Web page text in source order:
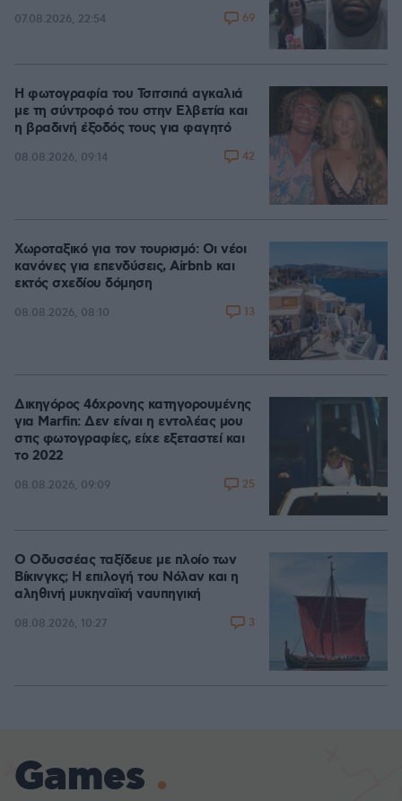
07.08.2026, 22:54 69
Η φωτογραφία του Τσιτσιπά αγκαλιά
με τη σύντροφό του στην Ελβετία και
η βραδινή έξοδός τους για φαγητό
08.08.2026, 09:14 42
Χωροταξικό για τον τουρισμό: Οι νέοι
κανόνες για επενδύσεις, Airbnb και
εκτός σχεδίου δόμηση
08.08.2026, 08:10 13
Δικηγόρος 46χρονης κατηγορουμένης
για Marfin: Δεν είναι η εντολέας μου
στις φωτογραφίες, είχε εξεταστεί και
το 2022
08.08.2026, 09:09 25
Ο Οδυσσέας ταξίδευε με πλοίο των
Βίκινγκς; Η επιλογή του Νόλαν και η
αληθινή μυκηναϊκή ναυπηγική
08.08.2026, 10:27 3
Games